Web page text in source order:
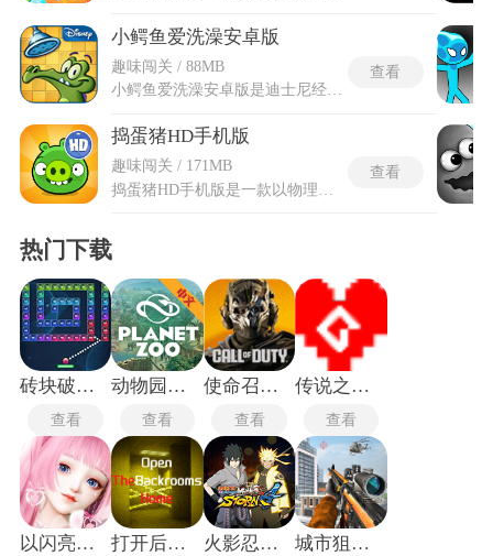
小鳄鱼爱洗澡安卓版
趣味闯关 / 88MB
查看
捣蛋猪HD手机版
趣味闯关 / 171MB
查看
热门下载
砖块破坏者手机版
查看
动物园之星
查看
使命召唤战区安卓版
查看
传说之下沃玛战
查看
以闪亮之名新马服 打开后室归宿 火影忍者究极风暴4手机版 城市狙击行动